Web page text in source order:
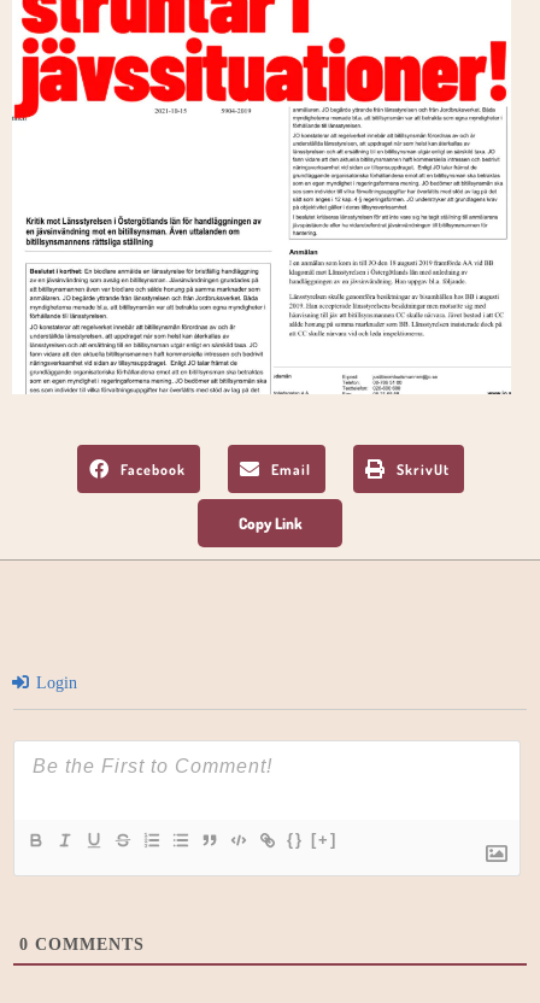
Facebook Email SkrivUt
Login
{} [+]
0 COMMENTS